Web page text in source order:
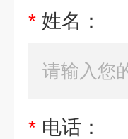
* 姓名：
* 电话：